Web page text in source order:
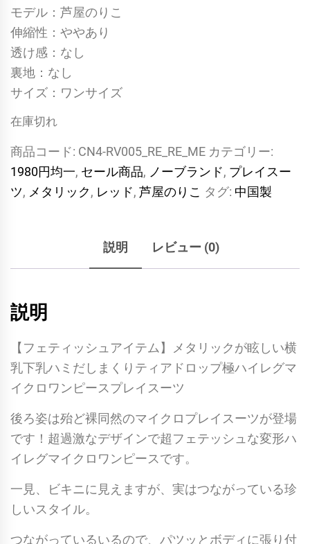
モデル：芦屋のりこ
伸縮性：ややあり
透け感：なし
裏地：なし
サイズ：ワンサイズ
在庫切れ
商品コード: CN4-RV005_RE_RE_ME カテゴリー:
1980円均一, セール商品, ノーブランド, プレイスー
ツ, メタリック, レッド, 芦屋のりこ タグ: 中国製
説明 レビュー (0)
説明
【フェティッシュアイテム】メタリックが眩しい横
乳下乳ハミだしまくりティアドロップ極ハイレグマ
イクロワンピースプレイスーツ
後ろ姿は殆ど裸同然のマイクロプレイスーツが登場
です！超過激なデザインで超フェテッシュな変形ハ
イレグマイクロワンピースです。
一見、ビキニに見えますが、実はつながっている珍
しいスタイル。
つながっているいるので、パツッとボディに張り付